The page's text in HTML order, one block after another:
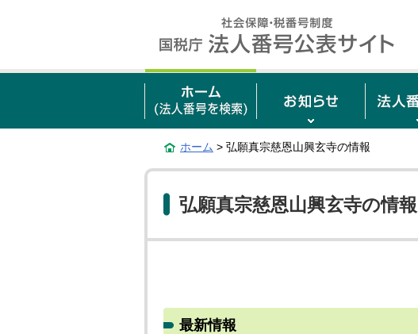
ホーム > 弘願真宗慈恩山興玄寺の情報
弘願真宗慈恩山興玄寺の情報
最新情報